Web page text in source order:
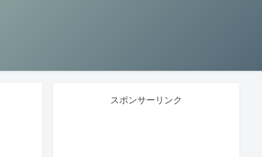
スポンサーリンク